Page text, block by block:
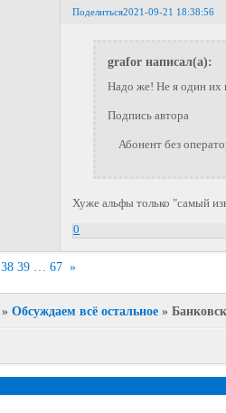
Поделиться2021-09-21 18:38:56
grafor написал(а):
Надо же! Не я один их
Подпись автора
Абонент без
Хуже альфы только "самый
0
38 39 67 »
»Обсуждаем всё остальное »